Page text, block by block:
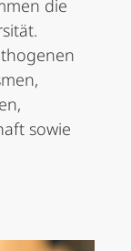
die
sowie